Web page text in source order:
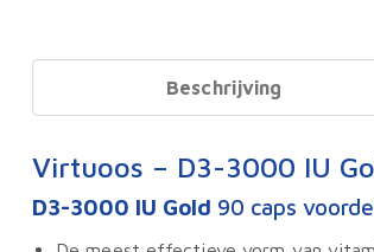
Beschrijving
Virtuoos – D3-3000 IU
D3-3000 IU Gold 90 caps